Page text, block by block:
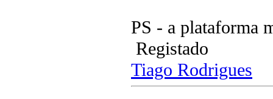
PS - a plataforma
Registado
Tiago Rodrigues